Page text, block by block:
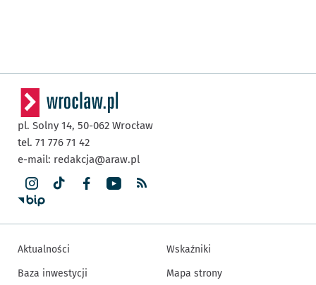
pl. Solny 14, 50-062 Wrocław
tel. 71 776 71 42
e-mail: redakcja@araw.pl
Aktualności
Baza inwestycji
Wskaźniki
Mapa strony